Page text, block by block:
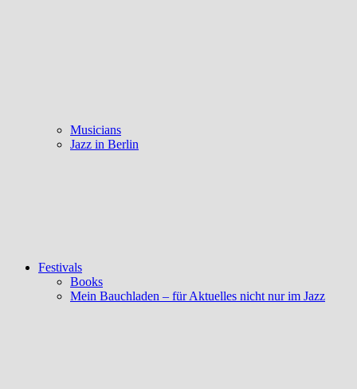
Musicians
Jazz in Berlin
Festivals
Books
Mein Bauchladen – für Aktuelles nicht nur im Jazz